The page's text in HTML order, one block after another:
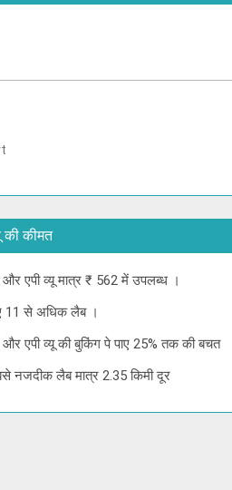
की कीमत
और एपी व्यू मात्र ₹ 562 में उपलब्ध ।
11 से अधिक लैब ।
और एपी व्यू की बुकिंग पे पाए 25% तक की बचत
नजदीक लैब मात्र 2.35 किमी दूर